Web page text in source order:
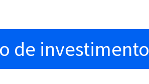
de investimento